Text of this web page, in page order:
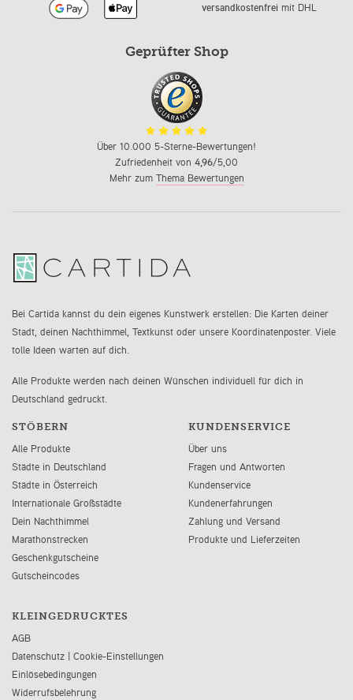
versandkostenfreimit DHL
Geprüfter Shop
Über 10.000 5-Sterne-Bewertungen!
Zufriedenheit von 4,96/5,00
Mehr zum Thema Bewertungen
Bei Cartida kannst du dein eigenes Kunstwerk erstellen: Die Karten deiner
Stadt, deinen Nachthimmel, Textkunst oder unsere Koordinatenposter. Viele
tolle Ideen warten auf dich.
Alle Produkte werden nach deinen Wünschen individuell für dich in
Deutschland gedruckt.
STÖBERN
Alle Produkte
Städte in Deutschland
Städte in Österreich
Internationale Großstädte
Dein Nachthimmel
Marathonstrecken
Geschenkgutscheine
Gutscheincodes
KUNDENSERVICE
Über uns
Fragen und Antworten
Kundenservice
Kundenerfahrungen
Zahlung und Versand
Produkte und Lieferzeiten
KLEINGEDRUCKTES
AGB
Datenschutz | Cookie-Einstellungen
Einlösebedingungen
Widerrufsbelehrung